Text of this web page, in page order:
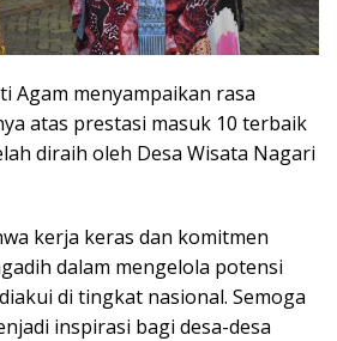
Agam menyampaikan rasa
atas prestasi masuk 10 terbaik
diraih oleh Desa Wisata Nagari
kerja keras dan komitmen
dalam mengelola potensi
di tingkat nasional. Semoga
inspirasi bagi desa-desa